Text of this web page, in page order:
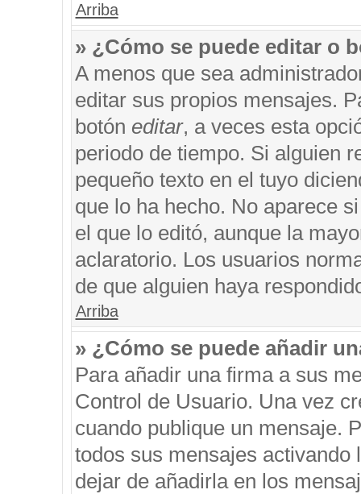
Arriba
» ¿Cómo se puede editar o
A menos que sea
editar sus propios mensajes.
botón editar, a veces esta
periodo de tiempo. Si alguien
pequeño texto en el tuyo
que lo ha hecho. No aparece
el que lo editó, aunque la
aclaratorio. Los usuarios
de que alguien haya
Arriba
» ¿Cómo se puede añadir
Para añadir una firma a sus
Control de Usuario. Una vez
cuando publique un mensaje.
todos sus mensajes
dejar de añadirla en los